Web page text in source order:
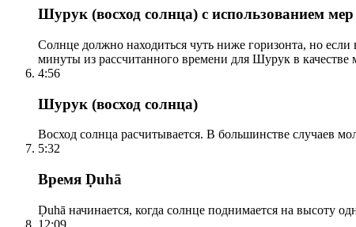
Шурук (восход солнца) с использованием
Солнце должно находиться чуть ниже горизонта, но
минуты из рассчитанного времени для Шурук в качестве
4:56
Шурук (восход солнца)
Восход солнца расчитывается. В большинстве случаев
5:32
Время Ḍuhā
Ḍuhā начинается, когда солнце поднимается на высоту
12:09